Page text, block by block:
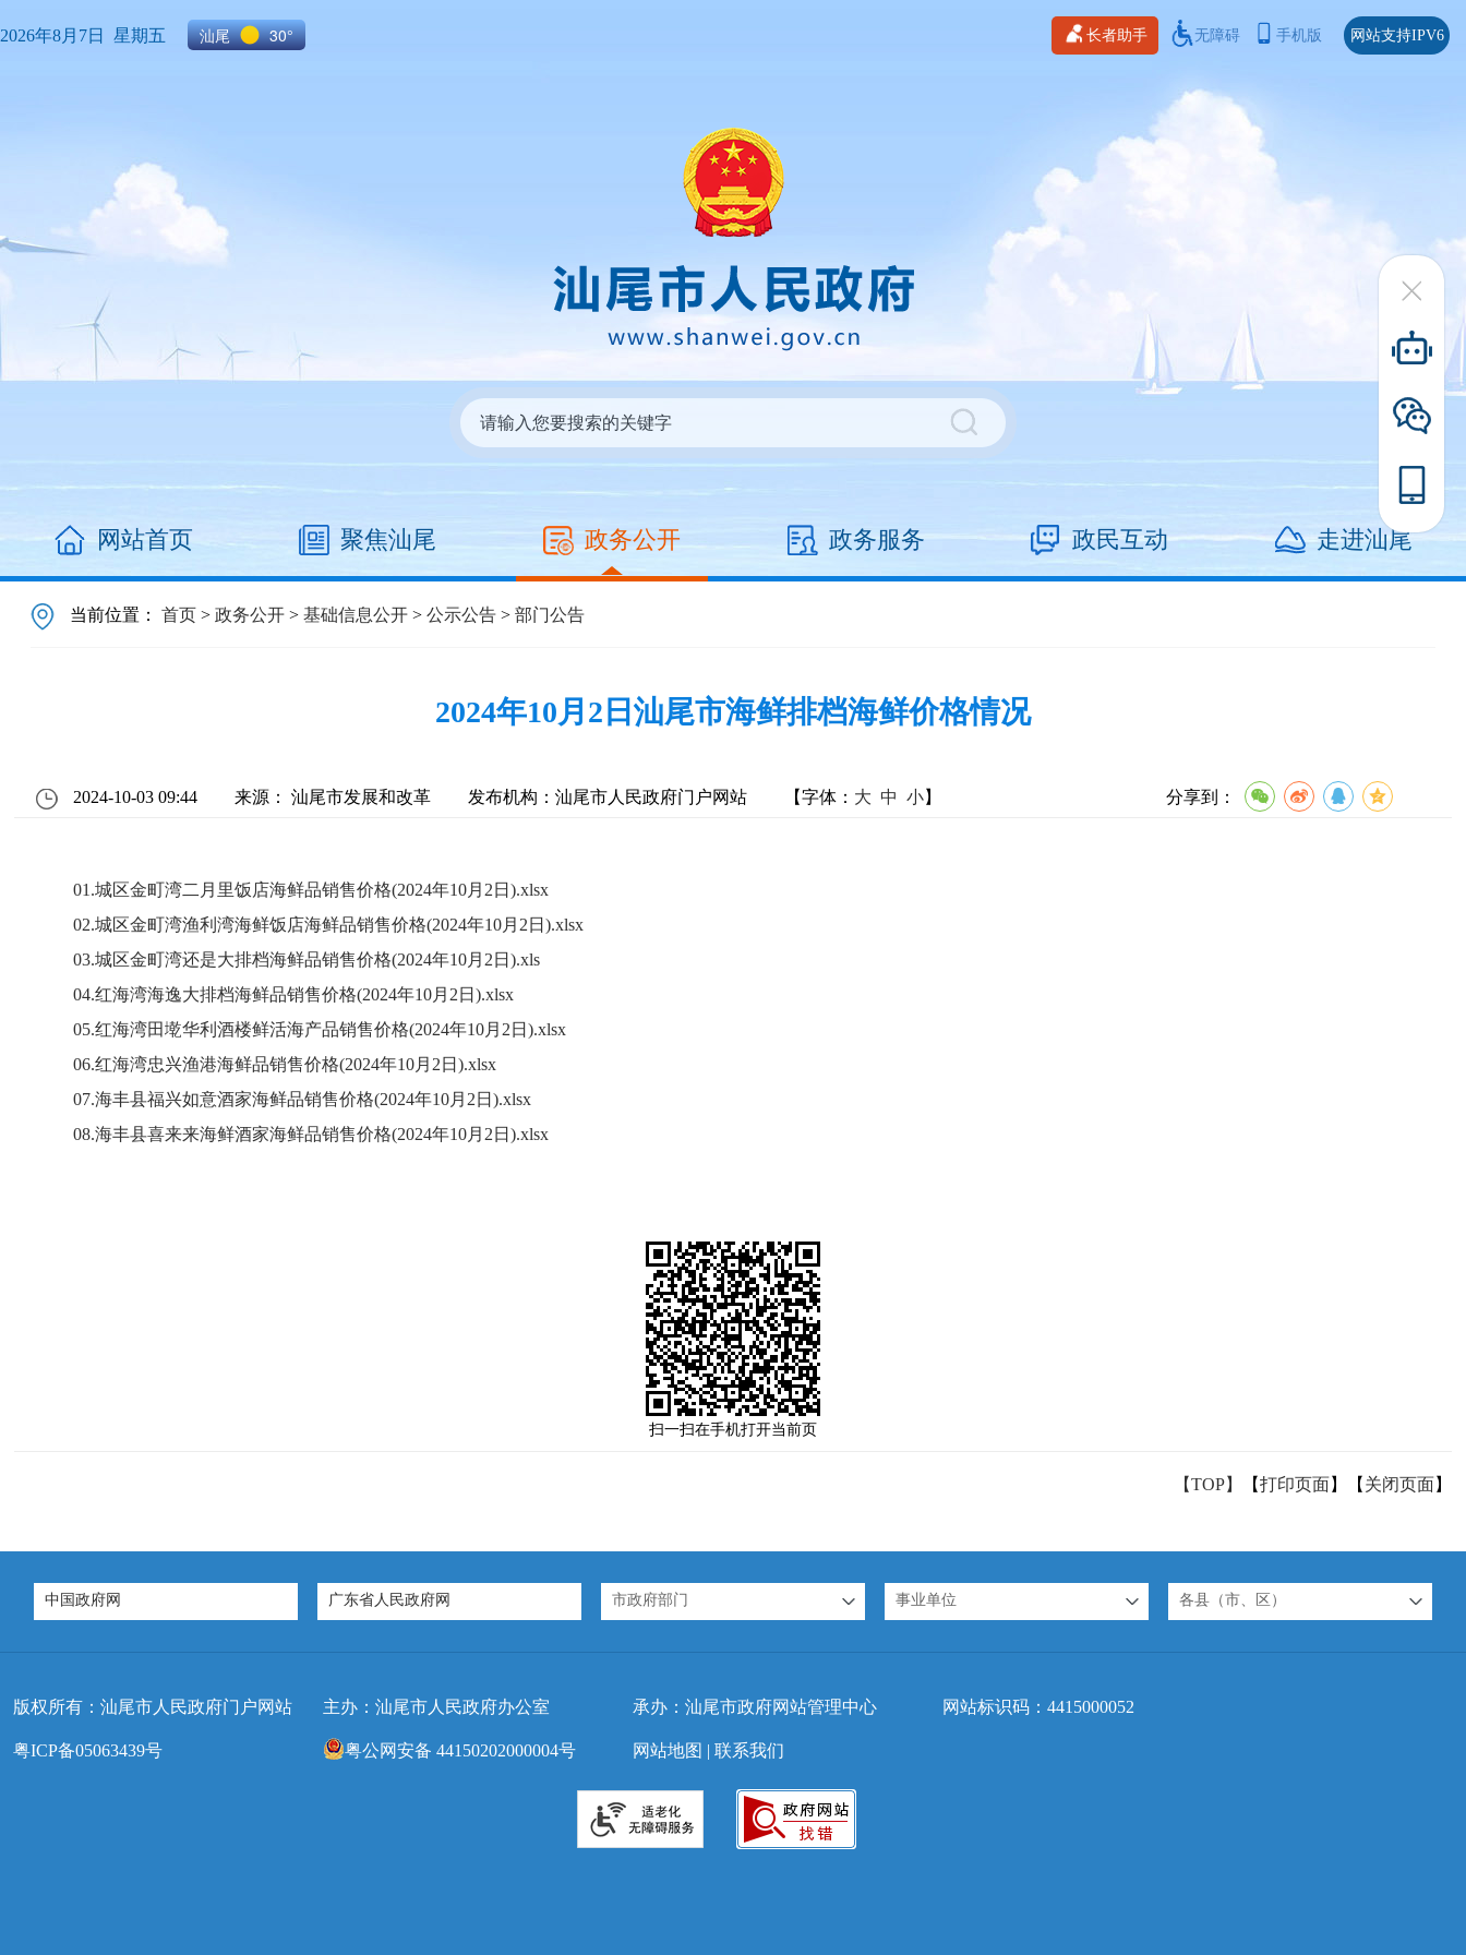
2026年8月7日 星期五 汕尾 30° 长者助手 无障碍 手机版 网站支持IPV6
网站首页 聚焦汕尾 政务公开 政务服务 政民互动 走进汕尾
当前位置：首页 >政务公开 >基础信息公开 >公示公告 >部门公告
2024年10月2日汕尾市海鲜排档海鲜价格情况
2024-10-03 09:44 来源： 汕尾市发展和改革 发布机构：汕尾市人民政府门户网站 【字体： 大 中 小】 分享到：
01.城区金町湾二月里饭店海鲜品销售价格(2024年10月2日).xlsx
02.城区金町湾渔利湾海鲜饭店海鲜品销售价格(2024年10月2日).xlsx
03.城区金町湾还是大排档海鲜品销售价格(2024年10月2日).xls
04.红海湾海逸大排档海鲜品销售价格(2024年10月2日).xlsx
05.红海湾田墘华利酒楼鲜活海产品销售价格(2024年10月2日).xlsx
06.红海湾忠兴渔港海鲜品销售价格(2024年10月2日).xlsx
07.海丰县福兴如意酒家海鲜品销售价格(2024年10月2日).xlsx
08.海丰县喜来来海鲜酒家海鲜品销售价格(2024年10月2日).xlsx
扫一扫在手机打开当前页
【TOP】 【打印页面】【 关闭页面】
中国政府网 广东省人民政府网 市政府部门 事业单位 各县（市、区）
版权所有：汕尾市人民政府门户网站 主办：汕尾市人民政府办公室 承办：汕尾市政府网站管理中心 网站标识码：4415000052
粤ICP备05063439号 粤公网安备 44150202000004号 网站地图 | 联系我们